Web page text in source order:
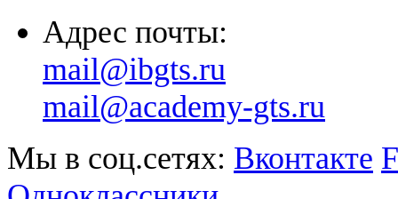
Адрес почты:
mail@ibgts.ru
mail@academy-gts.ru
Мы в соц.сетях: Вконтакте